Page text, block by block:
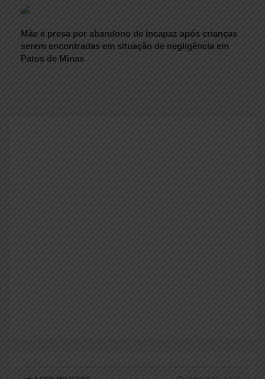
Mãe é presa por abandono de incapaz após crianças
serem encontradas em situação de negligência em
Patos de Minas